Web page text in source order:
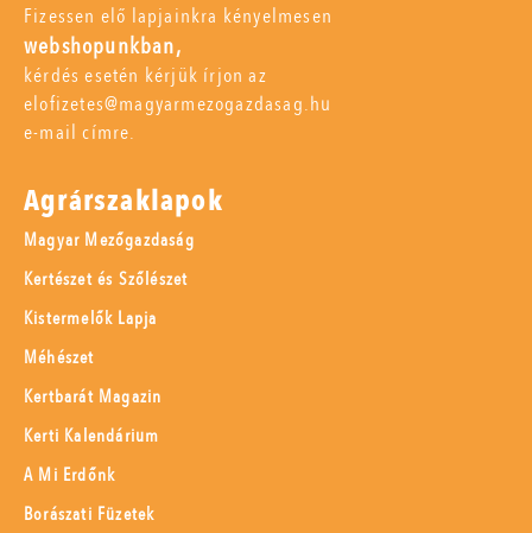
Fizessen elő lapjainkra kényelmesen
webshopunkban,
kérdés esetén kérjük írjon az
elofizetes@magyarmezogazdasag.hu
e-mail címre.
Agrárszaklapok
Magyar Mezőgazdaság
Kertészet és Szőlészet
Kistermelők Lapja
Méhészet
Kertbarát Magazin
Kerti Kalendárium
A Mi Erdőnk
Borászati Füzetek